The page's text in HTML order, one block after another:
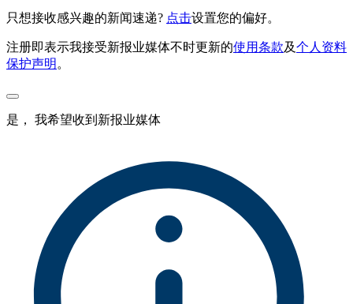
只想接收感兴趣的新闻速递? 点击设置您的偏好。
注册即表示我接受新报业媒体不时更新的使用条款及个人资料
保护声明 。
是， 我希望收到新报业媒体